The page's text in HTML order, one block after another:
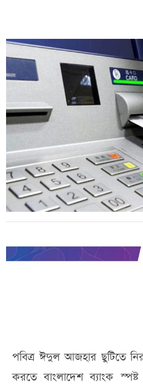
পবিত্র ঈদুল আজহার ছুটিতে
করতে বাংলাদেশ ব্যাংক স্পষ্ট